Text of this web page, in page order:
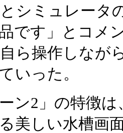
シミュレータ
です」とコメ
ら操作しなが
いった。
ン2」の特徴は
美しい水槽画